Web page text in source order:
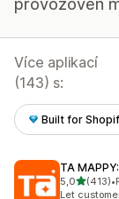
provozoven
Více aplikací
(143) s:
Built for
TA
5,0z 5 hvězd
(413)
Celkový •
Let